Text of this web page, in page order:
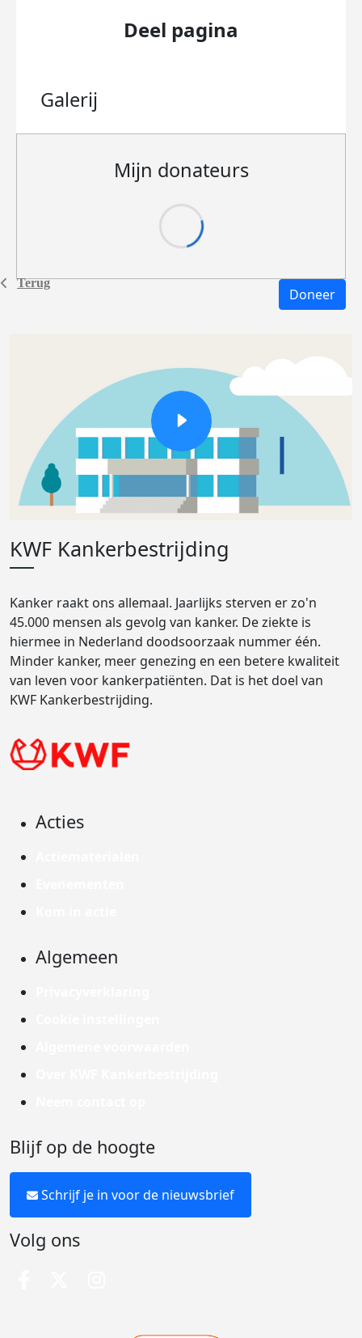
Terug
Deel pagina
Galerij
Mijn donateurs
Doneer
KWF Kankerbestrijding
Kanker raakt ons allemaal. Jaarlijks sterven er zo'n
45.000 mensen als gevolg van kanker. De ziekte is
hiermee in Nederland doodsoorzaak nummer één.
Minder kanker, meer genezing en een betere kwaliteit
van leven voor kankerpatiënten. Dat is het doel van
KWF Kankerbestrijding.
Acties
Algemeen
Blijf op de hoogte
Schrijf je in voor de nieuwsbrief
Volg ons